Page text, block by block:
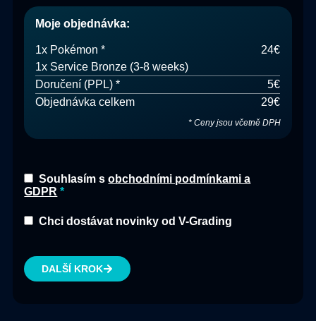
Moje objednávka:
1x Pokémon *
24€
1x Service Bronze (3-8 weeks)
Doručení (PPL) *
5€
Objednávka celkem
29€
* Ceny jsou včetně DPH
Souhlasím sobchodními podmínkami a
GDPR
Chci dostávat novinky od V-Grading
DALŠÍ KROK